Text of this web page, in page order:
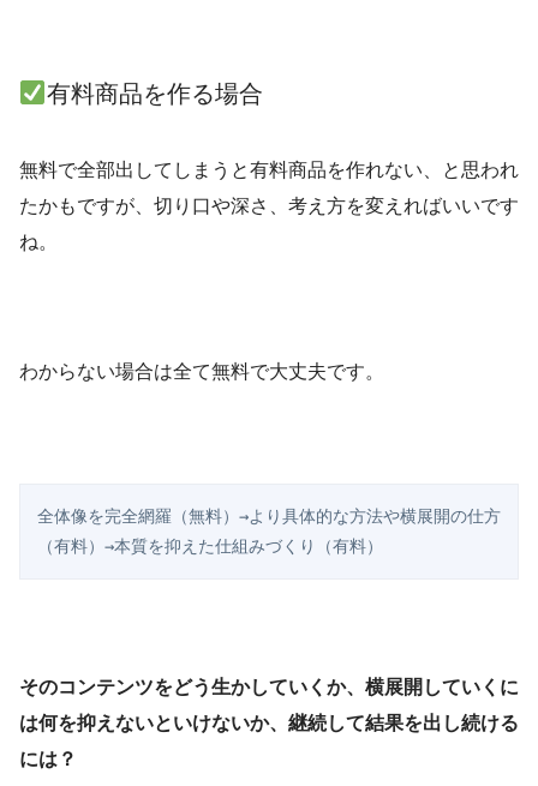
有料商品を作る場合
無料で全部出してしまうと有料商品を作れない、と思われ
たかもですが、切り口や深さ、考え方を変えればいいです
ね。
わからない場合は全て無料で大丈夫です。
全体像を完全網羅（無料）→より具体的な方法や横展開の仕方
（有料）→本質を抑えた仕組みづくり（有料）
そのコンテンツをどう生かしていくか、横展開していくに
は何を抑えないといけないか、継続して結果を出し続ける
には？